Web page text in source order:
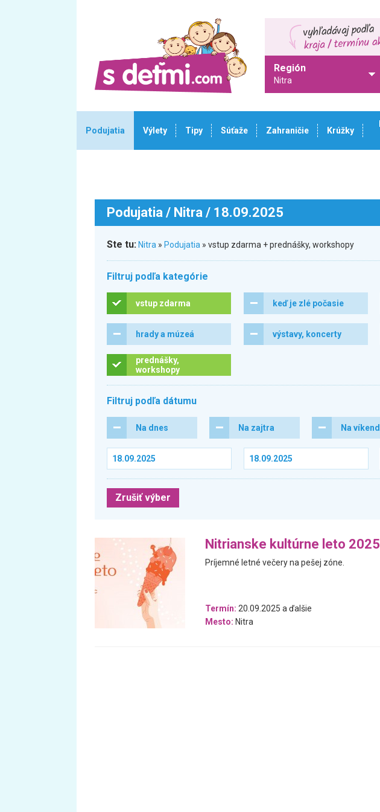
Región
Nitra
Podujatia Výlety Tipy Súťaže Zahraničie Krúžky
Podujatia / Nitra / 18.09.2025
Ste tu: Nitra » Podujatia » vstup zdarma + prednášky, workshopy
Filtruj podľa kategórie
vstup zdarma keď je zlé počasie
hrady a múzeá výstavy, koncerty
prednášky,
workshopy
Filtruj podľa dátumu
Na dnes Na zajtra Na víkend
Zrušiť výber
Nitrianske kultúrne leto 2025
Príjemné letné večery na pešej zóne.
Termín: 20.09.2025 a ďalšie
Mesto: Nitra